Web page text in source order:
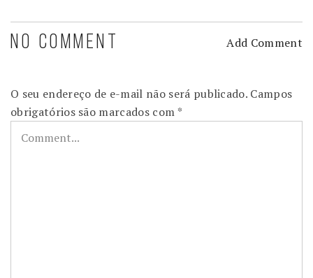
NO COMMENT Add Comment
O seu endereço de e-mail não será publicado. Campos
obrigatórios são marcados com *